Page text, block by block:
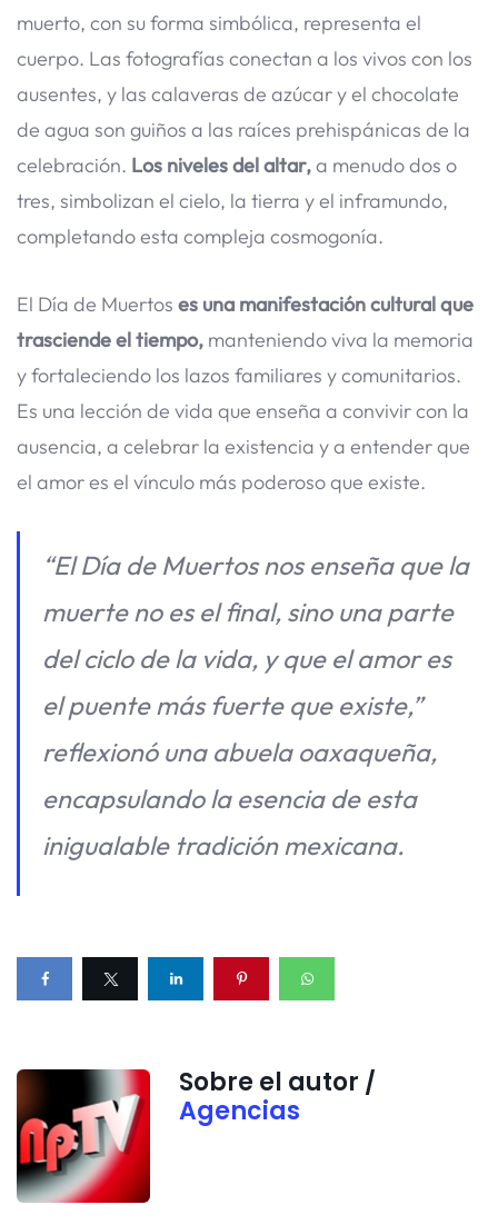
muerto, con su forma simbólica, representa el
cuerpo. Las fotografías conectan a los vivos con los
ausentes, y las calaveras de azúcar y el chocolate
de agua son guiños a las raíces prehispánicas de la
celebración. Los niveles del altar,a menudo dos o
tres, simbolizan el cielo, la tierra y el inframundo,
completando esta compleja cosmogonía.
El Día de Muertos es una manifestación cultural que
trasciende el tiempo, manteniendo viva la memoria
y fortaleciendo los lazos familiares y comunitarios.
Es una lección de vida que enseña a convivir con la
ausencia, a celebrar la existencia y a entender que
el amor es el vínculo más poderoso que existe.
“El Día de Muertos nos enseña que la
muerte no es el final, sino una parte
del ciclo de la vida, y que el amor es
el puente más fuerte que existe,”
reflexionó una abuela oaxaqueña,
encapsulando la esencia de esta
inigualable tradición mexicana.
Sobre el autor /
Agencias